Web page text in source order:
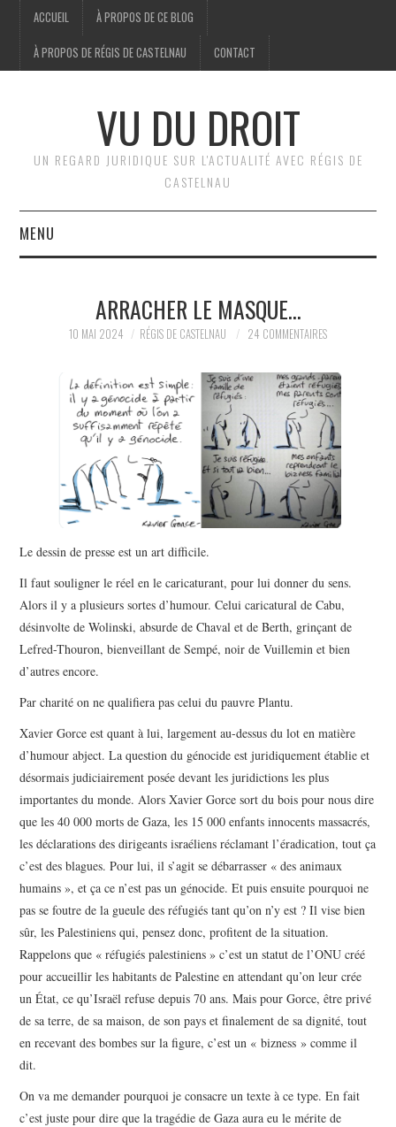
ACCUEIL À PROPOS DE CE BLOG
À PROPOS DE RÉGIS DE CASTELNAU CONTACT
VU DU DROIT
UN REGARD JURIDIQUE SUR L'ACTUALITÉ AVEC RÉGIS DE
CASTELNAU
MENU
POLITIQUE
HISTOIRE
CULTURE
SPORT
ARRACHER LE MASQUE…
10 MAI 2024 RÉGIS DE CASTELNAU 24 COMMENTAIRES
Le dessin de presse est un art difficile.
Il faut souligner le réel en le caricaturant, pour lui donner du sens.
Alors il y a plusieurs sortes d’humour. Celui caricatural de Cabu,
désinvolte de Wolinski, absurde de Chaval et de Berth, grinçant de
Lefred-Thouron, bienveillant de Sempé, noir de Vuillemin et bien
d’autres encore.
Par charité on ne qualifiera pas celui du pauvre Plantu.
Xavier Gorce est quant à lui, largement au-dessus du lot en matière
d’humour abject. La question du génocide est juridiquement établie et
désormais judiciairement posée devant les juridictions les plus
importantes du monde. Alors Xavier Gorce sort du bois pour nous dire
que les 40 000 morts de Gaza, les 15 000 enfants innocents massacrés,
les déclarations des dirigeants israéliens réclamant l’éradication, tout ça
c’est des blagues. Pour lui, il s’agit se débarrasser « des animaux
humains », et ça ce n’est pas un génocide. Et puis ensuite pourquoi ne
pas se foutre de la gueule des réfugiés tant qu’on n’y est ? Il vise bien
sûr, les Palestiniens qui, pensez donc, profitent de la situation.
Rappelons que « réfugiés palestiniens » c’est un statut de l’ONU créé
pour accueillir les habitants de Palestine en attendant qu’on leur crée
un État, ce qu’Israël refuse depuis 70 ans. Mais pour Gorce, être privé
de sa terre, de sa maison, de son pays et finalement de sa dignité, tout
en recevant des bombes sur la figure, c’est un « bizness » comme il
dit.
On va me demander pourquoi je consacre un texte à ce type. En fait
c’est juste pour dire que la tragédie de Gaza aura eu le mérite de